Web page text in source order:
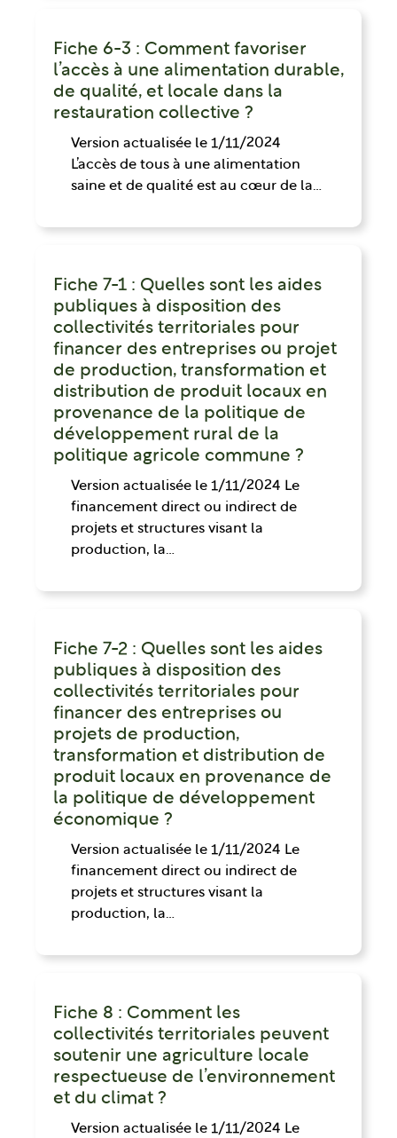
Fiche 6-3 : Comment favoriser
l’accès à une alimentation durable,
de qualité, et locale dans la
restauration collective ?
Version actualisée le 1/11/2024
L’accès de tous à une alimentation
saine et de qualité est au cœur de la…
Fiche 7-1 : Quelles sont les aides
publiques à disposition des
collectivités territoriales pour
financer des entreprises ou projet
de production, transformation et
distribution de produit locaux en
provenance de la politique de
développement rural de la
politique agricole commune ?
Version actualisée le 1/11/2024 Le
financement direct ou indirect de
projets et structures visant la
production, la…
Fiche 7-2 : Quelles sont les aides
publiques à disposition des
collectivités territoriales pour
financer des entreprises ou
projets de production,
transformation et distribution de
produit locaux en provenance de
la politique de développement
économique ?
Version actualisée le 1/11/2024 Le
financement direct ou indirect de
projets et structures visant la
production, la…
Fiche 8 : Comment les
collectivités territoriales peuvent
soutenir une agriculture locale
respectueuse de l’environnement
et du climat ?
Version actualisée le 1/11/2024 Le